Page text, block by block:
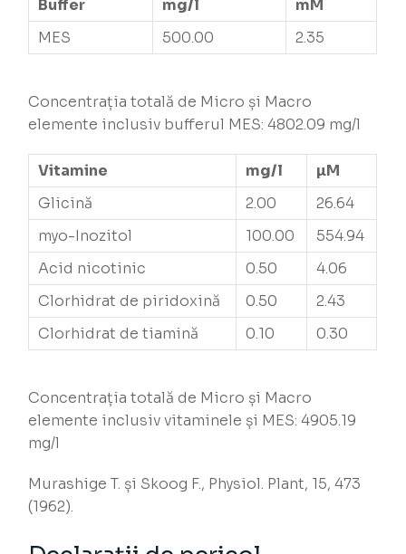
Buffer mg/l
mM
MES
500.00 2.35
Concentrația totală de Micro și Macro
elemente inclusiv bufferul MES: 4802.09 mg/l
Vitamine mg/l
µM
Glicină
2.00
26.64
myo-Inozitol
100.00
554.94
Acid nicotinic
0.50
4.06
Clorhidrat de piridoxină
0.50
2.43
Clorhidrat de tiamină
0.10 0.30
Concentrația totală de Micro și Macro
elemente inclusiv vitaminele și MES: 4905.19
mg/l
Murashige T. și Skoog F., Physiol. Plant, 15, 473
(1962).